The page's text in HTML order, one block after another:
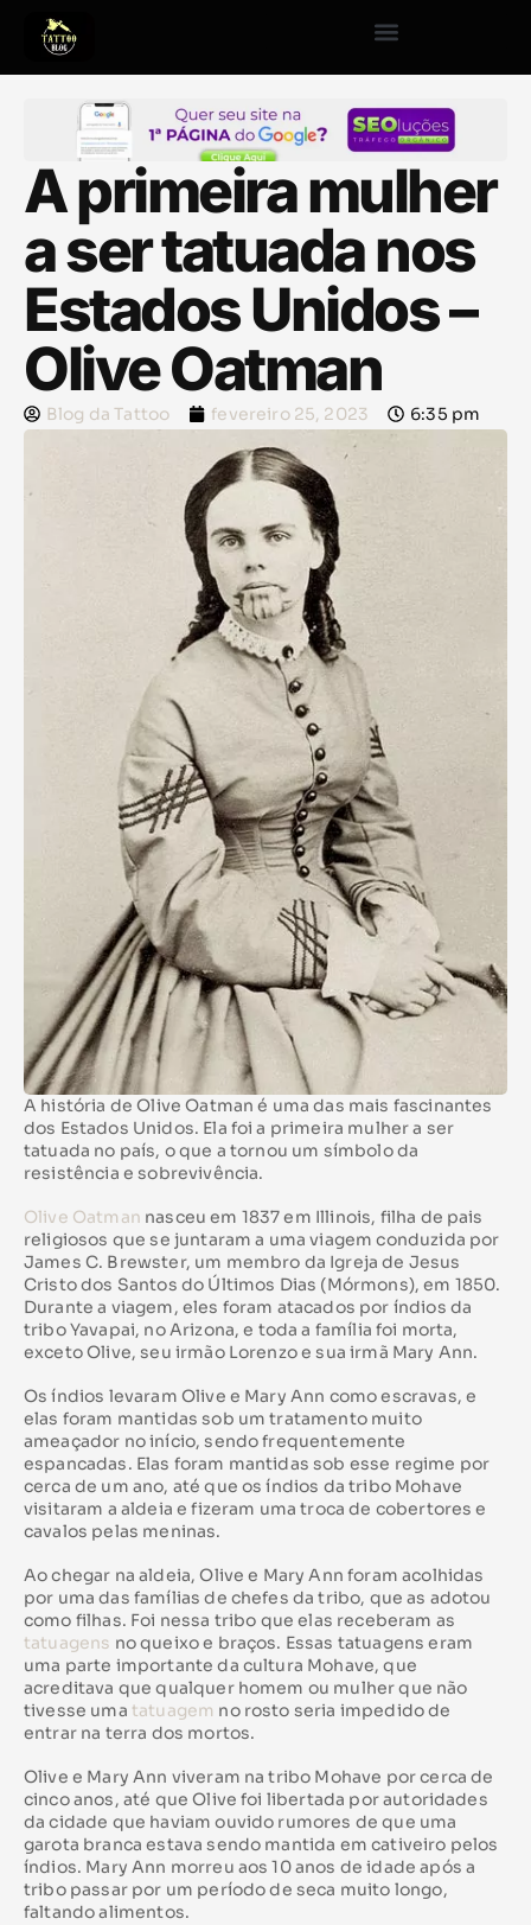
A primeira mulher
a ser tatuada nos
Estados Unidos –
Olive Oatman
Blog da Tattoo fevereiro 25, 2023 6:35 pm
A história de Olive Oatman é uma das mais fascinantes
dos Estados Unidos. Ela foi a primeira mulher a ser
tatuada no país, o que a tornou um símbolo da
resistência e sobrevivência.
Olive Oatman nasceu em 1837 em Illinois, filha de pais
religiosos que se juntaram a uma viagem conduzida por
James C. Brewster, um membro da Igreja de Jesus
Cristo dos Santos do Últimos Dias (Mórmons), em 1850.
Durante a viagem, eles foram atacados por índios da
tribo Yavapai, no Arizona, e toda a família foi morta,
exceto Olive, seu irmão Lorenzo e sua irmã Mary Ann.
Os índios levaram Olive e Mary Ann como escravas, e
elas foram mantidas sob um tratamento muito
ameaçador no início, sendo frequentemente
espancadas. Elas foram mantidas sob esse regime por
cerca de um ano, até que os índios da tribo Mohave
visitaram a aldeia e fizeram uma troca de cobertores e
cavalos pelas meninas.
Ao chegar na aldeia, Olive e Mary Ann foram acolhidas
por uma das famílias de chefes da tribo, que as adotou
como filhas. Foi nessa tribo que elas receberam as
tatuagens no queixo e braços. Essas tatuagens eram
uma parte importante da cultura Mohave, que
acreditava que qualquer homem ou mulher que não
tivesse uma tatuagem no rosto seria impedido de
entrar na terra dos mortos.
Olive e Mary Ann viveram na tribo Mohave por cerca de
cinco anos, até que Olive foi libertada por autoridades
da cidade que haviam ouvido rumores de que uma
garota branca estava sendo mantida em cativeiro pelos
índios. Mary Ann morreu aos 10 anos de idade após a
tribo passar por um período de seca muito longo,
faltando alimentos.